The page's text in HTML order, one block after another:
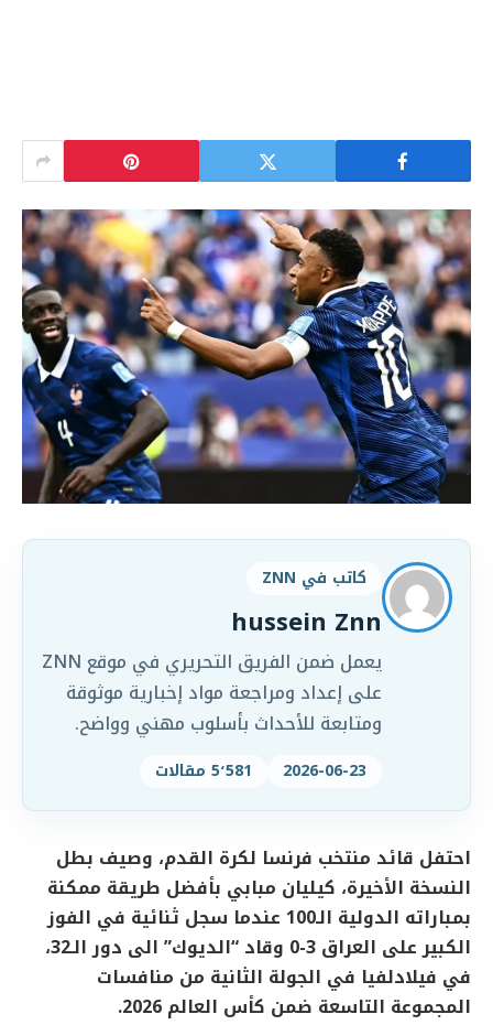
كاتب في ZNN
hussein Znn
يعمل ضمن الفريق التحريري في موقع ZNN
على إعداد ومراجعة مواد إخبارية موثوقة
ومتابعة للأحداث بأسلوب مهني وواضح.
2026-06-23 5٬581 مقالات
احتفل قائد منتخب فرنسا لكرة القدم، وصيف بطل
النسخة الأخيرة، كيليان مبابي بأفضل طريقة ممكنة
بمباراته الدولية الـ100 عندما سجل ثنائية في الفوز
الكبير على العراق 3-0 وقاد “الديوك” الى دور الـ32،
في فيلادلفيا في الجولة الثانية من منافسات
المجموعة التاسعة ضمن كأس العالم 2026.